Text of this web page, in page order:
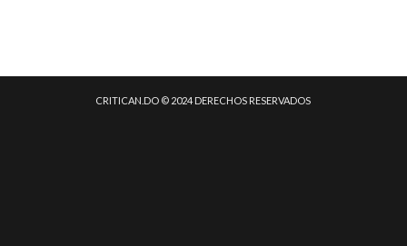
CRITICAN.DO © 2024 DERECHOS RESERVADOS